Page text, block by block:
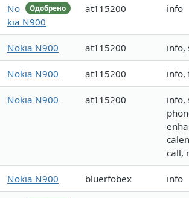
Одобрено
No
kia N900
at115200 info
Nokia N900 at115200 info,
Nokia N900 at115200 info,
Nokia N900 at115200
info,
call,
Nokia N900 bluerfobex info